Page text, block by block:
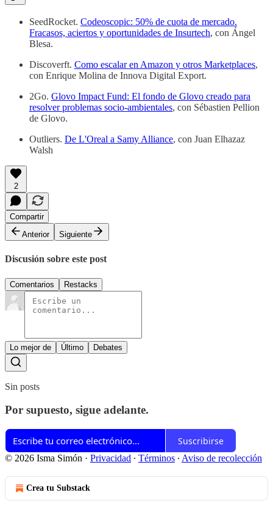
SeedRocket. Codeoscopic: 50% de cuota de mercado.
Fracasos, aciertos y oportunidades de Insurtech, con Ángel
Blesa.
Discoverft. Como escalar en Amazon y otros Marketplaces,
con Enrique Molina de Innova Digital Export.
2Go. Glovo Impact Fund: El fondo de Glovo creado para
resolver problemas socio-ambientales, con Sébastien Pellion
de Glovo.
Outliers. De L'Oreal a Samy Alliance, con Juan Elhazaz
Walsh
2
Compartir
Anterior
Siguiente
Discusión sobre este post
Comentarios Restacks
Lo mejor de Último Debates
Sin posts
Por supuesto, sigue adelante.
Suscribirse
© 2026 Isma Simón · Privacidad ∙ Términos ∙ Aviso de recolección
Crea tu Substack